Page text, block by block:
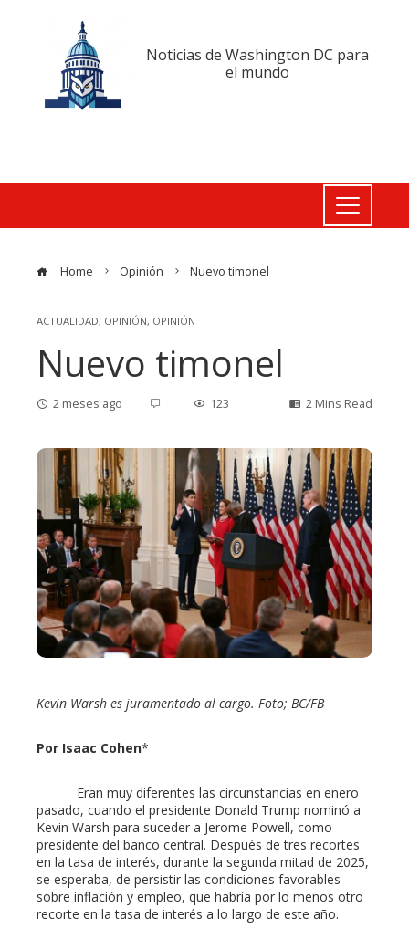
Noticias de Washington DC para
el mundo
Home Opinión Nuevo timonel
ACTUALIDAD, OPINIÓN, OPINIÓN
Nuevo timonel
2 meses ago 123 2 Mins Read
Kevin Warsh es juramentado al cargo. Foto; BC/FB
Por Isaac Cohen*
Eran muy diferentes las circunstancias en enero
pasado, cuando el presidente Donald Trump nominó a
Kevin Warsh para suceder a Jerome Powell, como
presidente del banco central. Después de tres recortes
en la tasa de interés, durante la segunda mitad de 2025,
se esperaba, de persistir las condiciones favorables
sobre inflación y empleo, que habría por lo menos otro
recorte en la tasa de interés a lo largo de este año.